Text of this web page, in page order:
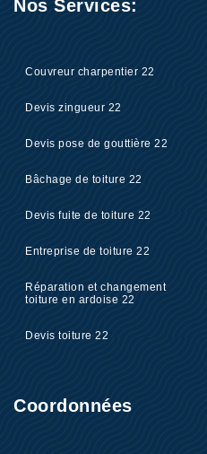
Nos Services:
Couvreur charpentier 22
Devis zingueur 22
Devis pose de gouttière 22
Bâchage de toiture 22
Devis fuite de toiture 22
Entreprise de toiture 22
Réparation et changement
toiture en ardoise 22
Devis toiture 22
Coordonnées